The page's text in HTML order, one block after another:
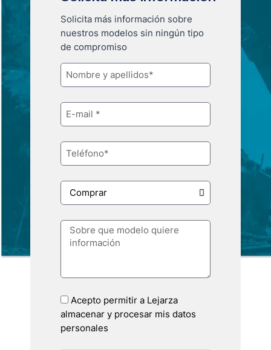
Solicita más información sobre
nuestros modelos sin ningún tipo
de compromiso
Acepto permitir a Lejarza
almacenar y procesar mis datos
personales